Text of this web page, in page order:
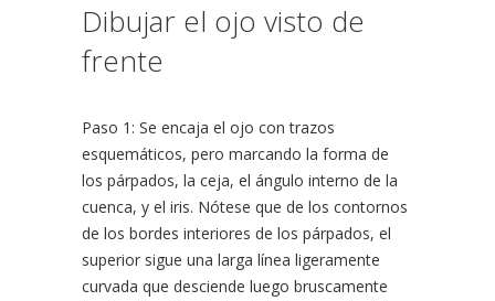
Dibujar el ojo visto de
frente
Paso 1: Se encaja el ojo con trazos
esquemáticos, pero marcando la forma de
los párpados, la ceja, el ángulo interno de la
cuenca, y el iris. Nótese que de los contornos
de los bordes interiores de los párpados, el
superior sigue una larga línea ligeramente
curvada que desciende luego bruscamente